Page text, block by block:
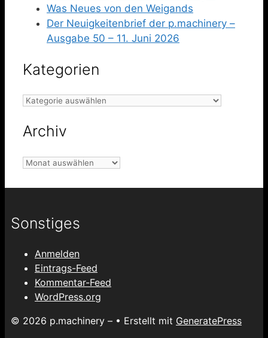
Was Neues von den Weigands
Der Neuigkeitenbrief der p.machinery –
Ausgabe 50 – 11. Juni 2026
Kategorien
Kategorien
Archiv
Archiv
Sonstiges
Anmelden
Eintrags-Feed
Kommentar-Feed
WordPress.org
© 2026 p.machinery – • Erstellt mit GeneratePress